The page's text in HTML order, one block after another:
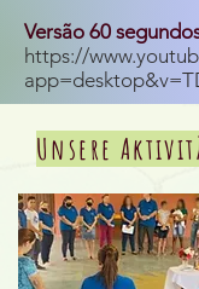
Versão 60
https://
Unsere